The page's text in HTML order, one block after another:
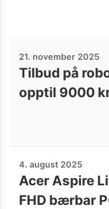
21. november 2025
Tilbud på
opptil 9000
4. august 2025
Acer Aspire
FHD bærbar